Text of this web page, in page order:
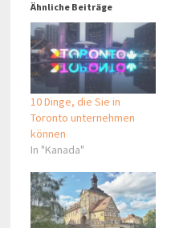
Ähnliche Beiträge
10 Dinge, die Sie in
Toronto unternehmen
können
In "Kanada"